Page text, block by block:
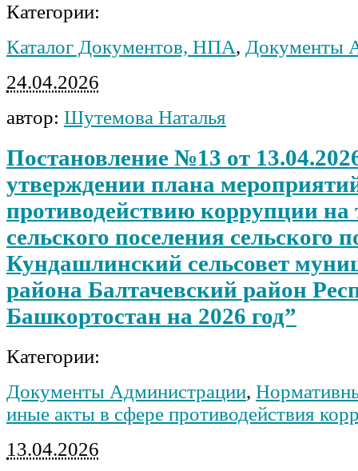
Категории:
Каталог Документов, НПА, Документы
24.04.2026
автор: Шутемова Наталья
Постановление №13 от
утверждении плана
противодействию коррупции на
сельского поселения сельского
Кундашлинский сельсовет
района Балтачевский район
Башкортостан на 2026 год”
Категории:
Документы Администрации,
иные акты в сфере противодействия
13.04.2026